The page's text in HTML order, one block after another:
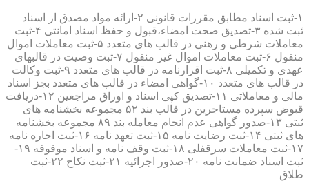
۱-ثبت اسناد مطابق مقررات قانونی ۲-ارائه مواد مصدق از اسناد
ثبت شده ۳-تصدیق صحت امضاء،قبول و حفظ اسناد امانتی ۴-ثبت
معاملات شرطی و رهنی در قالب های متعدد ۵-ثبت معاملات اموال
منقول ۶-ثبت معاملات اموال غیر منقول ۷-ثبت وصیت در قالبهای
عهدی و تکمیلی ۸-ثبت اقرارنامه در قالب های متعدد ۹-ثبت وکالت
در قالب های متعدد ۱۰-گواهی امضاء در قالب های متعدد بجز اسناد
مالی و معاملاتی ۱۱-تصدیق کپی اسناد و اوراق مراجعین ۱۲-دریافت
قبوض سپرده مستاجرین در قالب بند ۵۲ مجموعه بخشنامه های
ثبتی ۱۳-صدور گواهی عدم انجام معامله بند ۸۹ مجموعه بخشنامه
های ثبتی ۱۴-ثبت رضایت نامه ۱۵-ثبت تعهد نامه ۱۶-ثبت اجاره نامه
۱۷-ثبت معاملات سرقفلی ۱۸-ثبت وقف نامه و اسناد موقوفه ۱۹-
ثبت اسناد ضمانت نامه ۲۰-صدور اجرائیه ۲۱-ثبت نکاح ۲۲-ثبت
طلاق